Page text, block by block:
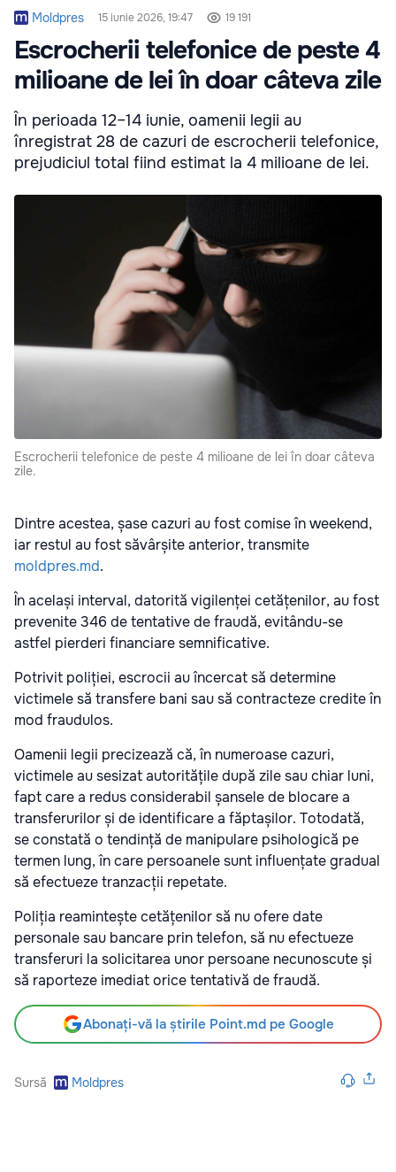
Moldpres 15 iunie 2026, 19:47 19 191
Escrocherii telefonice de peste 4
milioane de lei în doar câteva zile
În perioada 12–14 iunie, oamenii legii au
înregistrat 28 de cazuri de escrocherii telefonice,
prejudiciul total fiind estimat la 4 milioane de lei.
Escrocherii telefonice de peste 4 milioane de lei în doar câteva
zile.
Dintre acestea, șase cazuri au fost comise în weekend,
iar restul au fost săvârșite anterior, transmite
moldpres.md.
În același interval, datorită vigilenței cetățenilor, au fost
prevenite 346 de tentative de fraudă, evitându-se
astfel pierderi financiare semnificative.
Potrivit poliției, escrocii au încercat să determine
victimele să transfere bani sau să contracteze credite în
mod fraudulos.
Oamenii legii precizează că, în numeroase cazuri,
victimele au sesizat autoritățile după zile sau chiar luni,
fapt care a redus considerabil șansele de blocare a
transferurilor și de identificare a făptașilor. Totodată,
se constată o tendință de manipulare psihologică pe
termen lung, în care persoanele sunt influențate gradual
să efectueze tranzacții repetate.
Poliția reamintește cetățenilor să nu ofere date
personale sau bancare prin telefon, să nu efectueze
transferuri la solicitarea unor persoane necunoscute și
să raporteze imediat orice tentativă de fraudă.
Abonați-vă la știrile Point.md pe Google
Sursă Moldpres